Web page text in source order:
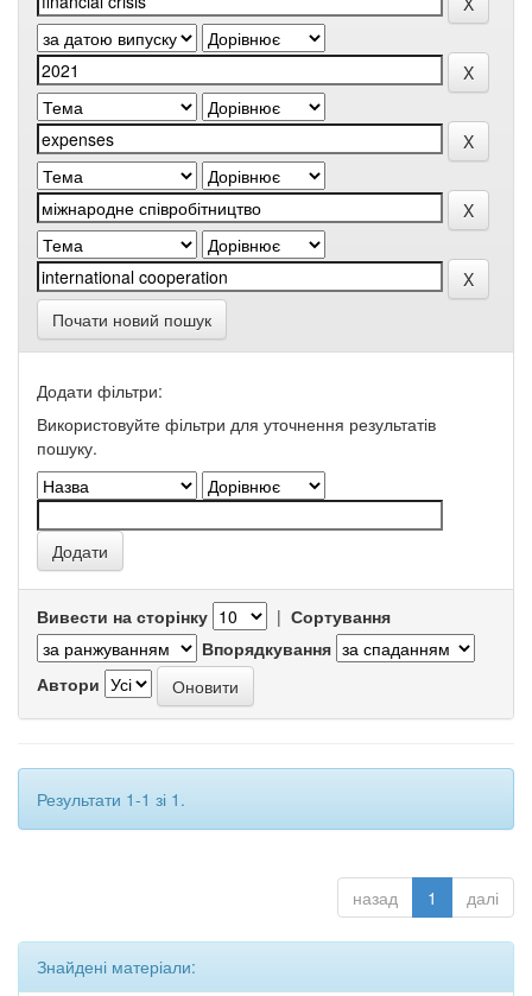
Почати новий пошук
Додати фільтри:
Використовуйте фільтри для уточнення результатів
пошуку.
Вивести на сторінку | Сортування
Впорядкування
Автори
Результати 1-1 зі 1.
назад 1 далі
Знайдені матеріали: